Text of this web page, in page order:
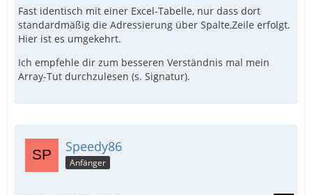
Fast identisch mit einer Excel-Tabelle, nur dass dort
standardmäßig die Adressierung über Spalte,Zeile erfolgt.
Hier ist es umgekehrt.
Ich empfehle dir zum besseren Verständnis mal mein
Array-Tut durchzulesen (s. Signatur).
Speedy86
Anfänger